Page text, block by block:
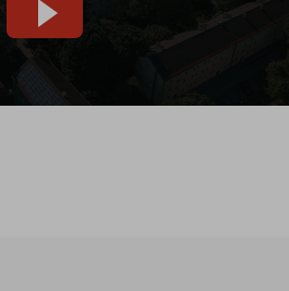
Youtube-
und